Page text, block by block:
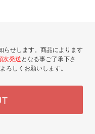
らせします。商品によります
次発送 となる事ご了承下さ
ろしくお願いします。